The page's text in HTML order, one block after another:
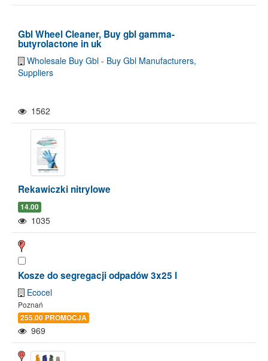
Gbl Wheel Cleaner, Buy gbl gamma-
butyrolactone in uk
Wholesale Buy Gbl - Buy Gbl Manufacturers,
Suppliers
1562
Rekawiczki nitrylowe
14.00
1035
Kosze do segregacji odpadów 3x25 l
Ecocel
Poznań
255.00 PROMOCJA
969